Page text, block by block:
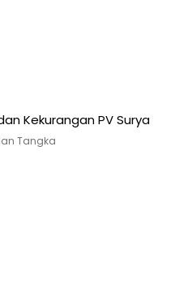
Kekurangan PV Surya
Tangka